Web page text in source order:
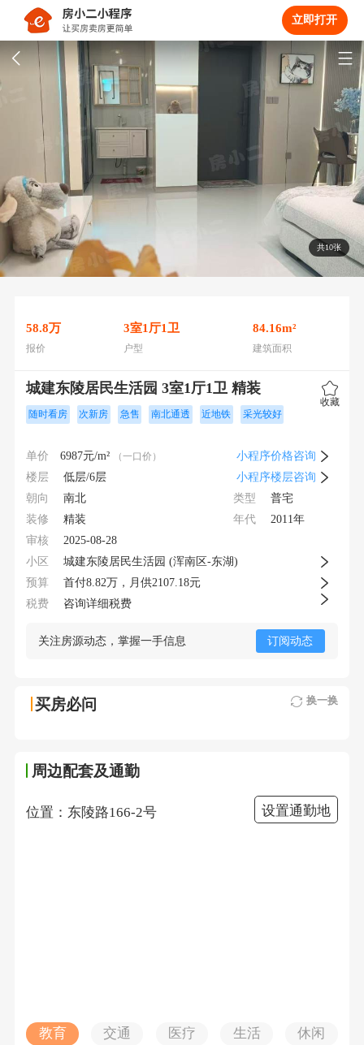
立即打开
共10张
58.8万
报价
3室1 厅1 卫
户型
84.16m²
建筑面积
城建东陵居民生活园 3室1厅1卫 精装
收藏
随时看房
次新房 急售 南北通透 近地铁 采光较好
单价 6987元/m² （一口价） 小程序价格咨询
楼层 低层/6层 小程序楼层咨询
朝向 南北 类型 普宅
装修 精装 年代 2011年
审核 2025-08-28
小区 城建东陵居民生活园 (浑南区-东湖)
预算 首付8.82万，月供2107.18元
税费 咨询详细税费
关注房源动态，掌握一手信息 订阅动态
买房必问 换一换
周边配套及通勤
位置：东陵路166-2号 设置通勤地
教育 交通 医疗 生活 休闲